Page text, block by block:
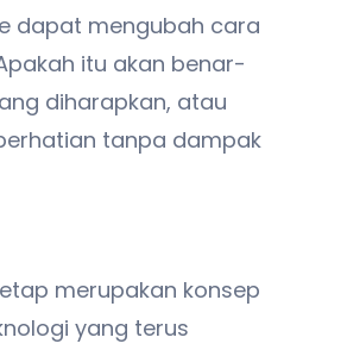
dapat mengubah cara
itu akan benar-
diharapkan, atau
tanpa dampak
merupakan konsep
yang terus